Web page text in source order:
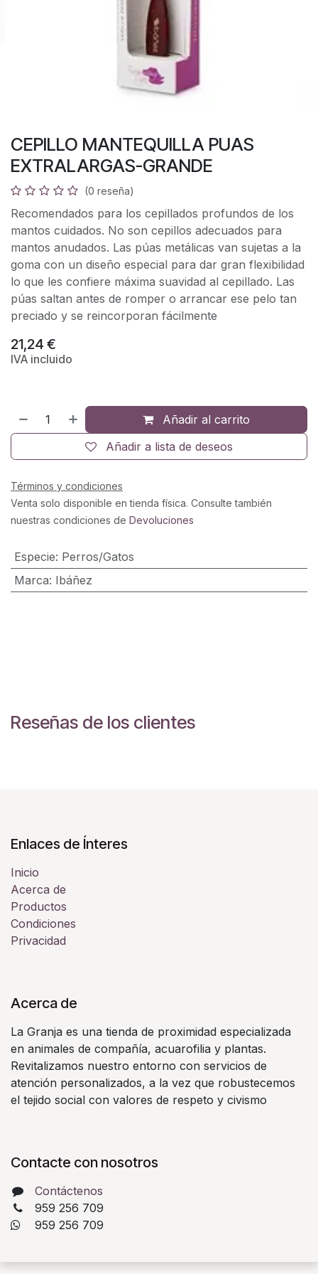
CEPILLO MANTEQUILLA PUAS
EXTRALARGAS-GRANDE
(0 reseña)
Recomendados para los cepillados profundos de los
mantos cuidados. No son cepillos adecuados para
mantos anudados. Las púas metálicas van sujetas a la
goma con un diseño especial para dar gran flexibilidad
lo que les confiere máxima suavidad al cepillado. Las
púas saltan antes de romper o arrancar ese pelo tan
preciado y se reincorporan fácilmente
21,24 €
IVA incluido
Añadir al carrito
Añadir a lista de deseos
Términos y condiciones
Venta solo disponible en tienda física. Consulte también
nuestras condiciones de Devoluciones
Especie: Perros/Gatos
Marca: Ibáñez
Reseñas de los clientes
Enlaces de Ínteres
Inicio
Acerca de
Productos
Condiciones
Privacidad
Acerca de
La Granja es una tienda de proximidad especializada
en animales de compañía, acuarofilia y plantas.
Revitalizamos nuestro entorno con servicios de
atención personalizados, a la vez que robustecemos
el tejido social con valores de respeto y civismo
Contacte con nosotros
Contáctenos
959 256 709
​ 959 256 709